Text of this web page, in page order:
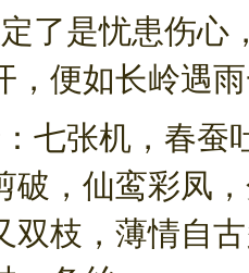
了是忧患伤心
，便如长岭遇
七张机，春蚕
破，仙鸾彩凤
双枝，薄情自